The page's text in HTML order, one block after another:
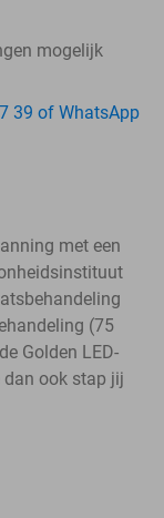
mogelijk
39 of WhatsApp
met een
(75
Golden LED-
dan ook stap jij